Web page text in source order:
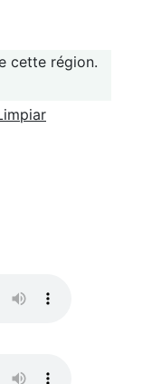
cette région.